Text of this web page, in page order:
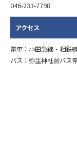
046-233-7798
アクセス
電車：小田急線・相鉄
バス：弥生神社前バス